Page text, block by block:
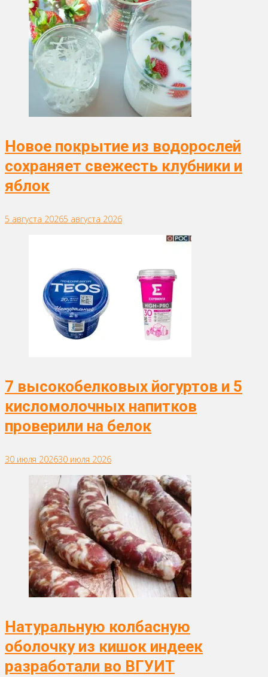
Новое покрытие из водорослей
сохраняет свежесть клубники и
яблок
5 августа 20265 августа 2026
7 высокобелковых йогуртов и 5
кисломолочных напитков
проверили на белок
30 июля 202630 июля 2026
Натуральную колбасную
оболочку из кишок индеек
разработали во ВГУИТ